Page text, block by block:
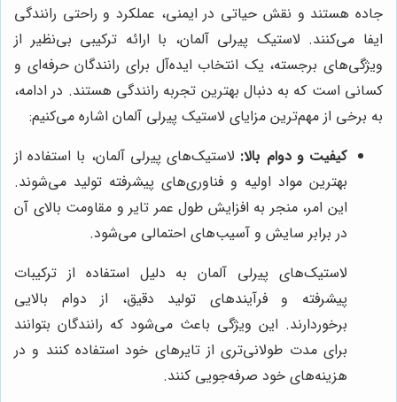
جاده هستند و نقش حیاتی در ایمنی، عملکرد و راحتی رانندگی
ایفا می‌کنند. لاستیک پیرلی آلمان، با ارائه ترکیبی بی‌نظیر از
ویژگی‌های برجسته، یک انتخاب ایده‌آل برای رانندگان حرفه‌ای و
کسانی است که به دنبال بهترین تجربه رانندگی هستند. در ادامه،
به برخی از مهم‌ترین مزایای لاستیک پیرلی آلمان اشاره می‌کنیم:
کیفیت و دوام بالا: لاستیک‌های پیرلی آلمان، با استفاده از
بهترین مواد اولیه و فناوری‌های پیشرفته تولید می‌شوند.
این امر، منجر به افزایش طول عمر تایر و مقاومت بالای آن
در برابر سایش و آسیب‌های احتمالی می‌شود.
لاستیک‌های پیرلی آلمان به دلیل استفاده از ترکیبات
پیشرفته و فرآیندهای تولید دقیق، از دوام بالایی
برخوردارند. این ویژگی باعث می‌شود که رانندگان بتوانند
برای مدت طولانی‌تری از تایرهای خود استفاده کنند و در
هزینه‌های خود صرفه‌جویی کنند.